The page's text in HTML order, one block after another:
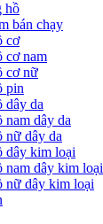
hồ
bán chạy
cơ
cơ nam
cơ nữ
pin
dây da
dây da
nữ dây da
dây kim loại
nam dây kim loại
nữ dây kim loại